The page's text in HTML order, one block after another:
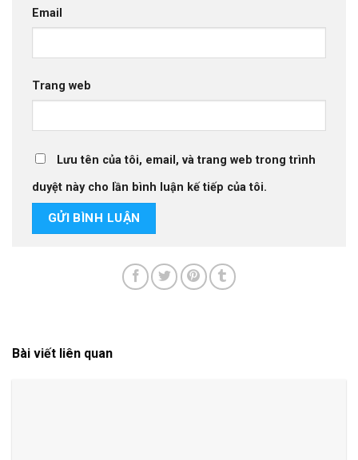
Email
Trang web
Lưu tên của tôi, email, và trang web trong trình
duyệt này cho lần bình luận kế tiếp của tôi.
Bài viết liên quan